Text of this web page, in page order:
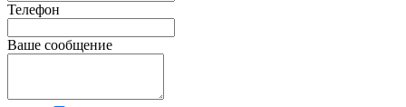
Телефон
Ваше сообщение